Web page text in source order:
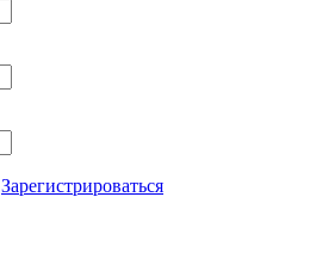
Зарегистрироваться